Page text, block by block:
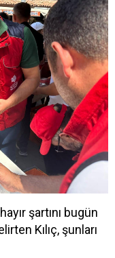
şartını bugün
Kılıç, şunları